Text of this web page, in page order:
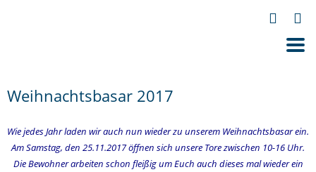
Weihnachtsbasar 2017
Wie jedes Jahr laden wir auch nun wieder zu unserem Weihnachtsbasar ein.
Am Samstag, den 25.11.2017 öffnen sich unsere Tore zwischen 10-16 Uhr.
Die Bewohner arbeiten schon fleißig um Euch auch dieses mal wieder ein